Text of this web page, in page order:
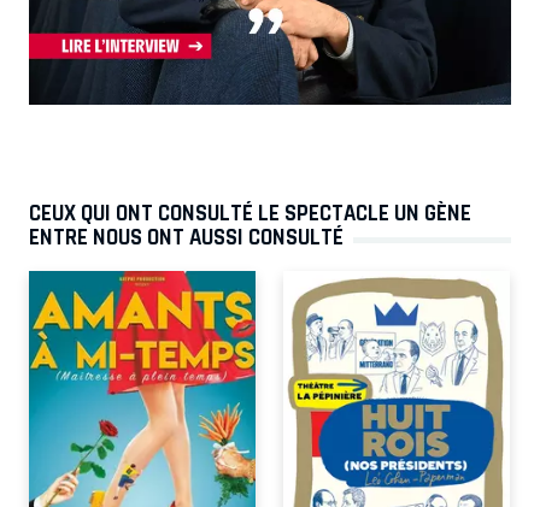
CEUX QUI ONT CONSULTÉ LE SPECTACLE UN GÈNE
ENTRE NOUS ONT AUSSI CONSULTÉ